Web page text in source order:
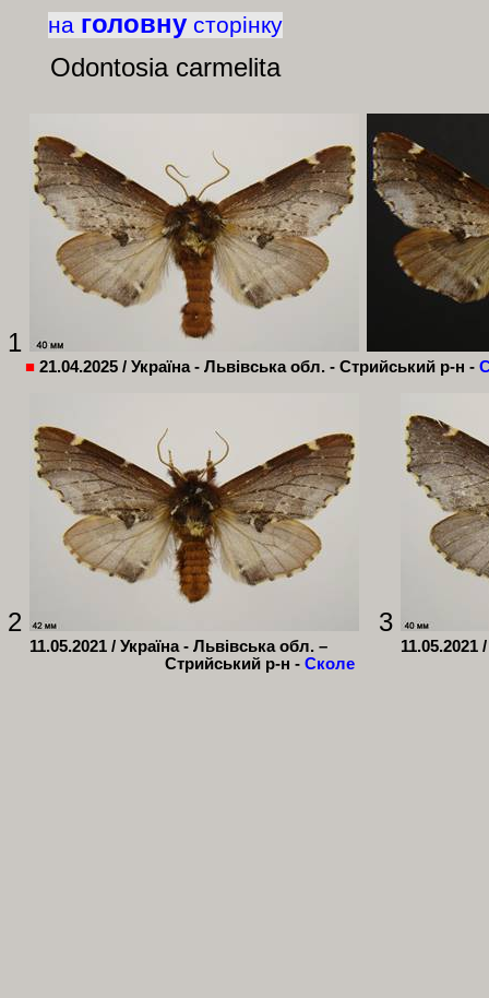
на головну сторінку
Odontosia carmelita
1
■ 21.04.2025 / Україна - Львівська обл. -Стрийський р-н -
2
11.05.2021 / Україна - Львівська обл. –
Стрийський р-н -Сколе
3
11.05.2021